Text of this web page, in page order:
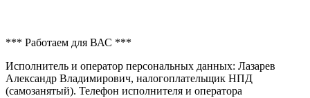
*** Работаем для ВАС ***
Исполнитель и оператор персональных данных: Лазарев
Александр Владимирович, налогоплательщик НПД
(самозанятый). Телефон исполнителя и оператора